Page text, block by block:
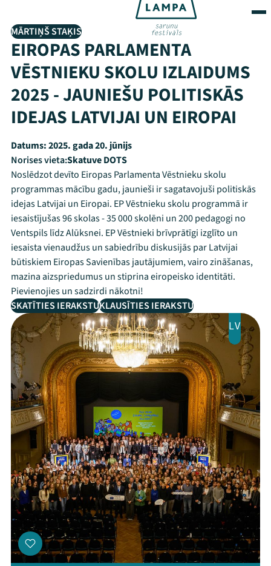
MĀRTIŅŠ STAĶIS
EIROPAS PARLAMENTA
VĒSTNIEKU SKOLU IZLAIDUMS
2025 - JAUNIEŠU POLITISKĀS
IDEJAS LATVIJAI UN EIROPAI
Datums:2025. gada 20. jūnijs
Norises vieta:Skatuve DOTS
Noslēdzot devīto Eiropas Parlamenta Vēstnieku skolu
programmas mācību gadu, jaunieši ir sagatavojuši politiskās
idejas Latvijai un Eiropai. EP Vēstnieku skolu programmā ir
iesaistījušas 96 skolas - 35 000 skolēni un 200 pedagogi no
Ventspils līdz Alūksnei. EP Vēstnieki brīvprātīgi izglīto un
iesaista vienaudžus un sabiedrību diskusijās par Latvijai
būtiskiem Eiropas Savienības jautājumiem, vairo zināšanas,
mazina aizspriedumus un stiprina eiropeisko identitāti.
Pievienojies un sadzirdi nākotni!
SKATĪTIES IERAKSTUKLAUSĪTIES IERAKSTU
LV